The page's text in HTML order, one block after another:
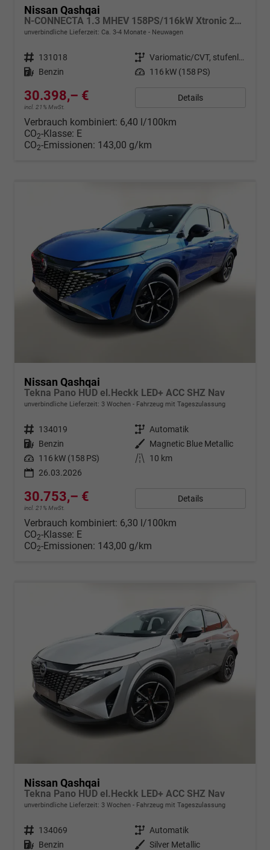
Nissan Qashqai
N-CONNECTA 1.3 MHEV 158PS/116kW Xtronic 2026
unverbindliche Lieferzeit: Ca. 3-4 Monate Neuwagen
Fahrzeugnr. 131018 Getriebe
Variomatic/CVT, stufenlos
Kraftstoff Benzin Leistung 116 kW (158 PS)
30.398,– €
incl. 21% MwSt.
Details
Verbrauch kombiniert: 6,40 l/100km
CO2-Klasse: E
CO2-Emissionen: 143,00 g/km
Nissan Qashqai
Tekna Pano HUD el.Heckk LED+ ACC SHZ Nav
unverbindliche Lieferzeit: 3 Wochen Fahrzeug mit Tageszulassung
Fahrzeugnr. 134019 Getriebe Automatik
Kraftstoff Benzin Außenfarbe Magnetic Blue Metallic
Leistung 116 kW (158 PS) Kilometerstand
10 km
26.03.2026
30.753,– €
incl. 21% MwSt.
Details
Verbrauch kombiniert: 6,30 l/100km
CO2-Klasse: E
CO2-Emissionen: 143,00 g/km
Nissan Qashqai
Tekna Pano HUD el.Heckk LED+ ACC SHZ Nav
unverbindliche Lieferzeit: 3 Wochen Fahrzeug mit Tageszulassung
Fahrzeugnr. 134069 Getriebe Automatik
Kraftstoff Benzin Außenfarbe Silver Metallic